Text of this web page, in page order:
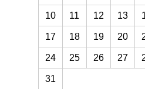
10 11 12 13
17 18 19 20
24 25 26 27
31